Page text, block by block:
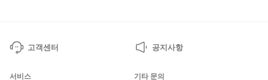
고객센터 공지사항
서비스 기타 문의